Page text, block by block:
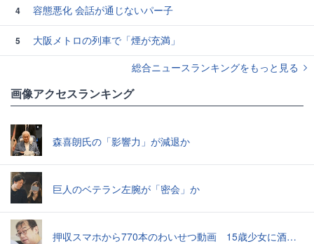
4 容態悪化 会話が通じないパー子
5
大阪メトロの列車で「煙が充満」
総合ニュースランキングをもっと見る
画像アクセスランキング
森喜朗氏の「影響力」が減退か
巨人のベテラン左腕が「密会」か
押収スマホから770本のわいせつ動画 15歳少女に酒と薬飲ませ性的暴行か 54歳男を再逮捕 「薬もありますよ」とSNSで誘い出し